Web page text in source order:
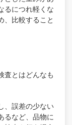
るにつれ軽くな
、比較すること
査とはどんなも
、誤差の少ない
るなど、品物に